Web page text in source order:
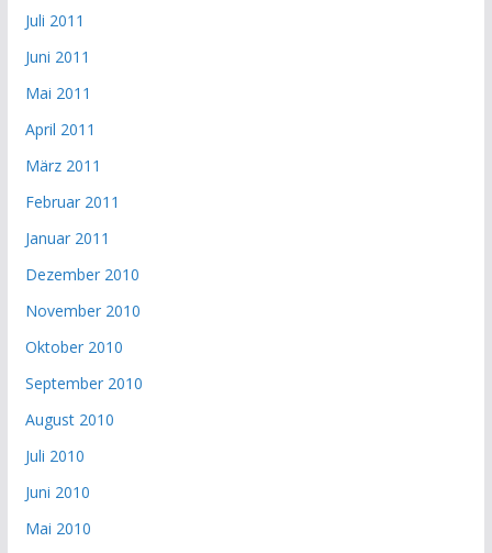
Juli 2011
Juni 2011
Mai 2011
April 2011
März 2011
Februar 2011
Januar 2011
Dezember 2010
November 2010
Oktober 2010
September 2010
August 2010
Juli 2010
Juni 2010
Mai 2010